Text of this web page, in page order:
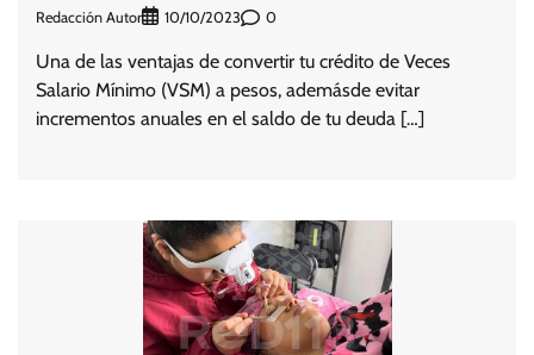
Redacción Autor 10/10/2023 0
Una de las ventajas de convertir tu crédito de Veces
Salario Mínimo (VSM) a pesos, ademásde evitar
incrementos anuales en el saldo de tu deuda […]